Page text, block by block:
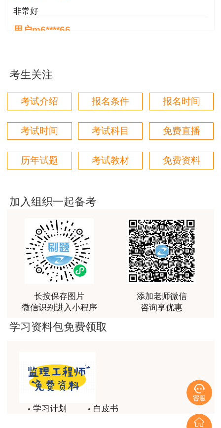
非常好
用户m6****66
好
用户m6****66
用户m6****68
陈老师讲得非常好，特别喜欢听他的课
用户Fa****56
认真听完，自己理解，老师确实讲的很好
用户xj****ra
课程课件设计完美，授课老师讲解通俗易懂
用户m9****88
李娜老师善于理解归纳，生动有趣，学生边学边受到
精神鼓舞
用户m7****68
用户m7****88
好好好好好好好
好好好好好好好
考生关注
考试介绍 报名条件 报名时间
考试时间 考试科目 免费直播
历年试题 考试教材 免费资料
加入组织一起备考
长按保存图片
微信识别进入小程序
添加老师微信
咨询享优惠
学习资料包免费领取
学习计划
白皮书